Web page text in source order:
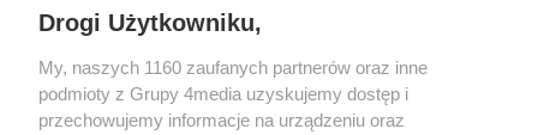
Drogi Użytkowniku,
My, naszych 1160 zaufanych partnerów oraz inne
podmioty z Grupy 4media uzyskujemy dostęp i
przechowujemy informacje na urządzeniu oraz